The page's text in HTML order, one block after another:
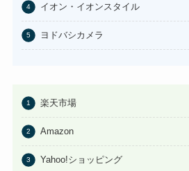
セリアなど取
あわせて読みたい
る？コンビニ
通販が確実？
イオン・イオンスタイル
ヨドバシカメラ
楽天市場
Amazon
Yahoo!ショッピング